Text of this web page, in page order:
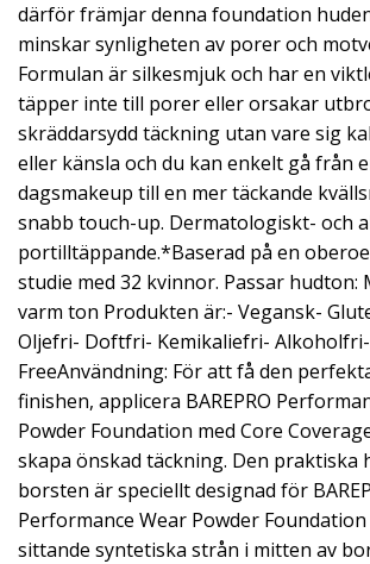
därför främjar denna foundation
minskar synligheten av porer och
Formulan är silkesmjuk och har en
täpper inte till porer eller orsakar
skräddarsydd täckning utan vare sig
eller känsla och du kan enkelt gå från
dagsmakeup till en mer täckande
snabb touch-up. Dermatologiskt- och
portilltäppande.*Baserad på en
studie med 32 kvinnor. Passar hudton:
varm ton Produkten är:- Vegansk-
Oljefri- Doftfri- Kemikaliefri-
FreeAnvändning: För att få den
finishen, applicera BAREPRO
Powder Foundation med Core
skapa önskad täckning. Den praktiska
borsten är speciellt designad för
Performance Wear Powder
sittande syntetiska strån i mitten av